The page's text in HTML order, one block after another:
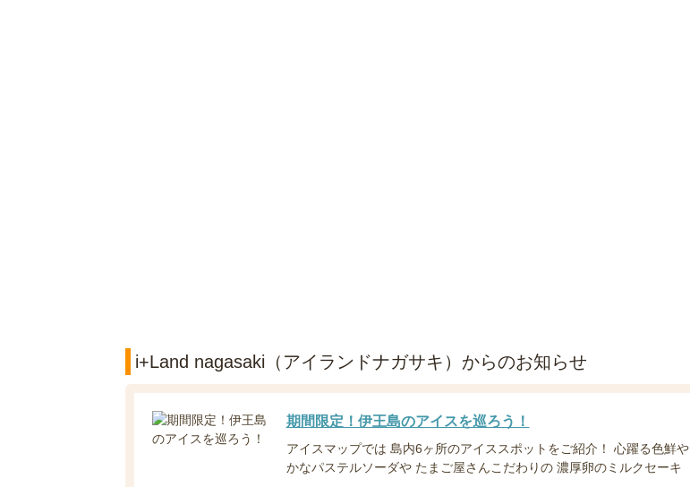
i+Land nagasaki（アイランドナガサキ）からのお知らせ
期間限定！伊王島のアイスを巡ろう！
アイスマップでは 島内6ヶ所のアイススポットをご紹介！ 心躍る色鮮や
かなパステルソーダや たまご屋さんこだわりの 濃厚卵のミルクセーキ